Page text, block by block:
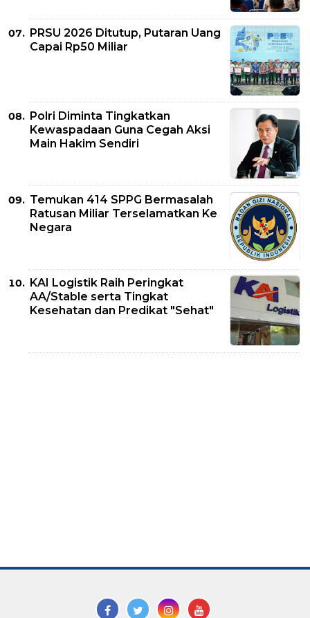
PRSU 2026 Ditutup, Putaran Uang
Capai Rp50 Miliar
Polri Diminta Tingkatkan
Kewaspadaan Guna Cegah Aksi
Main Hakim Sendiri
Temukan 414 SPPG Bermasalah
Ratusan Miliar Terselamatkan Ke
Negara
KAI Logistik Raih Peringkat
AA/Stable serta Tingkat
Kesehatan dan Predikat "Sehat"